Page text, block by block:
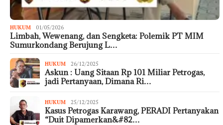
HUKUM 01/05/2026
Limbah, Wewenang, dan Sengketa: Polemik PT MIM
Sumurkondang Berujung L…
HUKUM 26/12/2025
Askun : Uang Sitaan Rp 101 Miliar Petrogas,
jadi Pertanyaan, Dimana Ri…
HUKUM 25/12/2025
Kasus Petrogas Karawang, PERADI Pertanyakan
“Duit Dipamerkan&#82…